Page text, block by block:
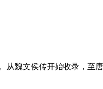
魏文侯传开始收录，至